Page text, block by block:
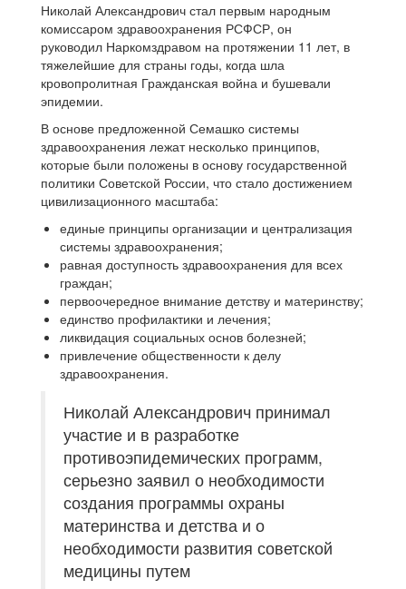
Николай Александрович стал первым народным
комиссаром здравоохранения РСФСР, он
руководил Наркомздравом на протяжении 11 лет, в
тяжелейшие для страны годы, когда шла
кровопролитная Гражданская война и бушевали
эпидемии.
В основе предложенной Семашко системы
здравоохранения лежат несколько принципов,
которые были положены в основу государственной
политики Советской России, что стало достижением
цивилизационного масштаба:
единые принципы организации и централизация
системы здравоохранения;
равная доступность здравоохранения для всех
граждан;
первоочередное внимание детству и материнству;
единство профилактики и лечения;
ликвидация социальных основ болезней;
привлечение общественности к делу
здравоохранения.
Николай Александрович принимал
участие и в разработке
противоэпидемических программ,
серьезно заявил о необходимости
создания программы охраны
материнства и детства и о
необходимости развития советской
медицины путем